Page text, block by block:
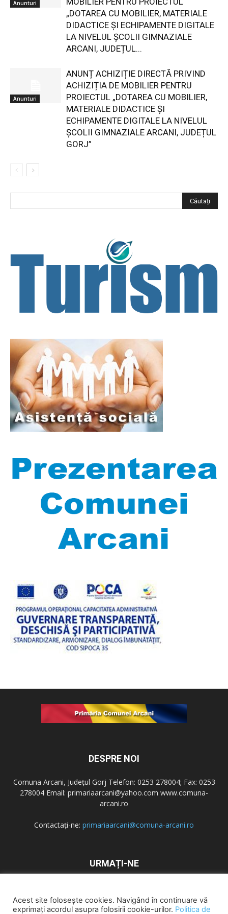
Anunturi
„DOTAREA CU MOBILIER, MATERIALE
DIDACTICE ȘI ECHIPAMENTE DIGITALE
LA NIVELUL ȘCOLII GIMNAZIALE
ARCANI, JUDEȚUL...
Anunturi
ANUNȚ ACHIZIȚIE DIRECTĂ PRIVIND
ACHIZIȚIA DE MOBILIER PENTRU
PROIECTUL „DOTAREA CU MOBILIER,
MATERIALE DIDACTICE ȘI
ECHIPAMENTE DIGITALE LA NIVELUL
ȘCOLII GIMNAZIALE ARCANI, JUDEȚUL
GORJ”
DESPRE NOI
Comuna Arcani, Județul Gorj Telefon: 0253 278004; Fax: 0253
278004 Email: primariaarcani@yahoo.com www.comuna-
arcani.ro
Contactați-ne: primariaarcani@comuna-arcani.ro
URMAȚI-NE
Acest site folosește cookies. Navigând în continuare vă
exprimați acordul asupra folosirii cookie-urilor. Politica de